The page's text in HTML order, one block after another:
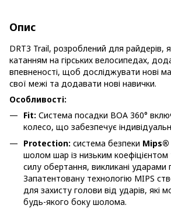
Опис
DRT3 Trail, розроблений для райдерів,
катанням на гірських велосипедах,
впевненості, щоб досліджувати нові
свої межі та додавати нові навички.
Особливості:
Fit: Система посадки BOA 360°
колесо, що забезпечує
Protection: система безпеки Mips®
шолом шар із низьким
силу обертання, викликані ударами
Запатентовану технологію MIPS
для захисту голови від ударів, які
будь-якого боку шолома.